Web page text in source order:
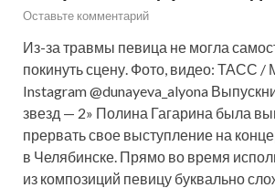
Оставьте комментарий
Из-за травмы певица не могла
покинуть сцену. Фото, видео: ТАСС /
Instagram @dunayeva_alyona
звезд — 2» Полина Гагарина была
прервать свое выступление на
в Челябинске. Прямо во время
из композиций певицу буквально